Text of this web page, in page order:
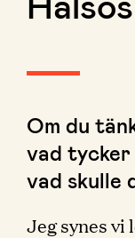
Om du
vad
vad skulle
Jeg synes